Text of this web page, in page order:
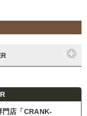
門店「CRANK-